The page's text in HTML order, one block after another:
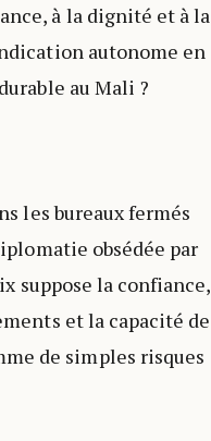
à la dignité et à la
autonome en
au Mali ?
les bureaux fermés
obsédée par
suppose la confiance,
et la capacité de
de simples risques